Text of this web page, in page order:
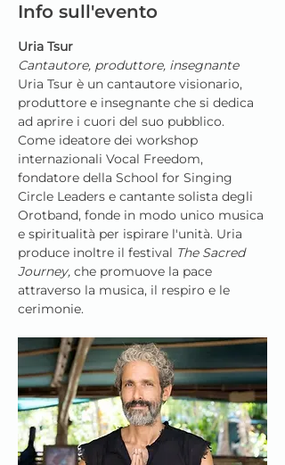
Info sull'evento
Uria Tsur
Cantautore, produttore, insegnante
Uria Tsur è un cantautore visionario,
produttore e insegnante che si dedica
ad aprire i cuori del suo pubblico.
Come ideatore dei workshop
internazionali Vocal Freedom,
fondatore della School for Singing
Circle Leaders e cantante solista degli
Orotband, fonde in modo unico musica
e spiritualità per ispirare l'unità. Uria
produce inoltre il festival The Sacred
Journey, che promuove la pace
attraverso la musica, il respiro e le
cerimonie.